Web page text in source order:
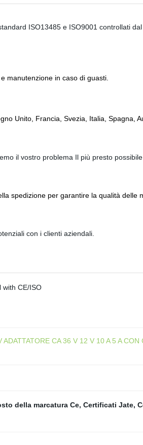
ISO13485 e ISO9001 controllati
manutenzione in caso di guasti.
Unito, Francia, Svezia, Italia, Spagna,
il vostro problema Il più presto possibile .
spedizione per garantire la qualità delle
con i clienti aziendali.
CA 36 V 12 V 10 A 5 A
della marcatura Ce, Certificati Jate,